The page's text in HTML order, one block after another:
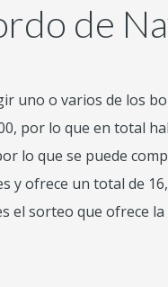
de
uno o varios de los
por lo que en total
lo que se puede
y ofrece un total de
el sorteo que ofrece